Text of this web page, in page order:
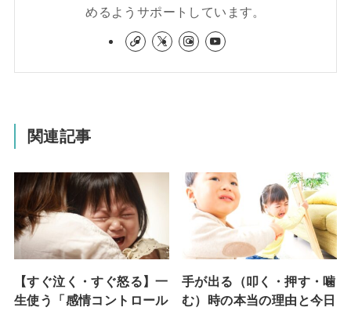
めるようサポートしています。
関連記事
【すぐ泣く・すぐ怒る】一
生使う「感情コントロール
手が出る（叩く・押す・噛
む）時の本当の理由と今日